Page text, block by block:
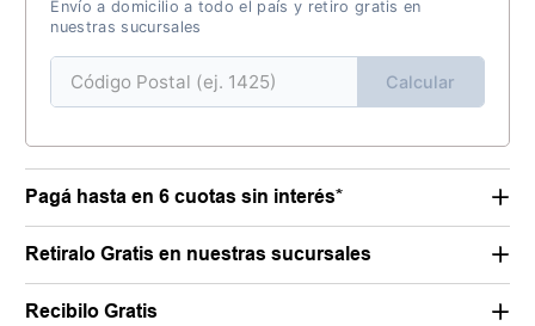
Envío a domicilio a todo el país y retiro gratis en
nuestras sucursales
Calcular
Pagá hasta en 6 cuotas sin interés*
Retiralo Gratis en nuestras sucursales
Recibilo Gratis